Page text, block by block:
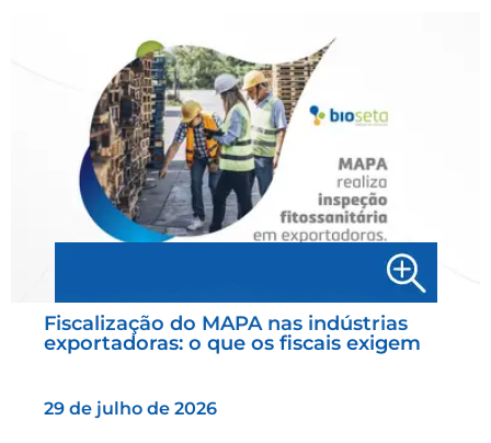
Fiscalização do MAPA nas indústrias
exportadoras: o que os fiscais exigem
29 de julho de 2026